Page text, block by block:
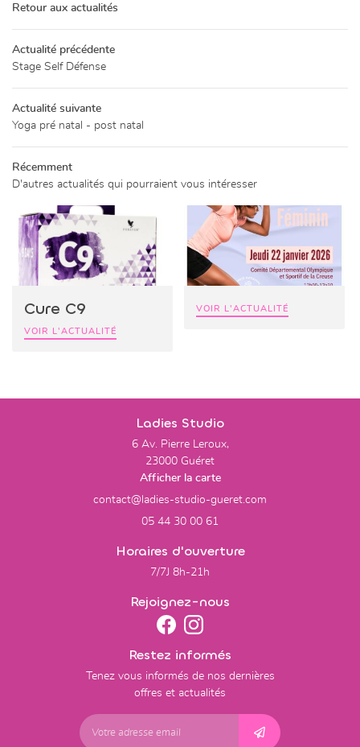
COLLECTIFS
BIEN-ÊTRE
EXTÉRIEURES
CATALOGUE
PHOTOS
LIVRE D’OR
ACTUALITÉS
CONTACT
INSCRIPTION
Rejoignez-
Retour aux actualités
Actualité précédente
Stage Self Défense
Actualité suivante
Yoga pré natal - post natal
Récemment
D'autres actualités qui pourraient vous intéresser
Cure C9
VOIR L'ACTUALITÉ
VOIR L'ACTUALITÉ
Ladies Studio
6 Av. Pierre Leroux,
23000 Guéret
Afficher la carte
05 44 30 00 61
Horaires d'ouverture
7/7J 8h-21h
Rejoignez-nous
Restez informés
Tenez vous informés de nos dernières
offres et actualités